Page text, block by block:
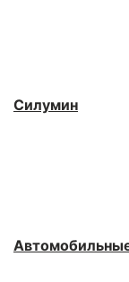
Силумин